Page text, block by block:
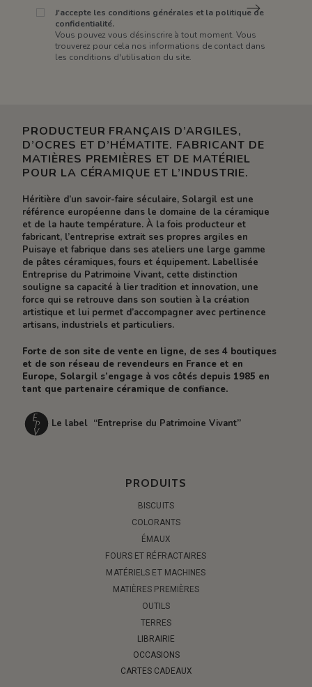
J'accepte les conditions générales et la politique de
confidentialité.
Vous pouvez vous désinscrire à tout moment. Vous
trouverez pour cela nos informations de contact dans
les conditions d'utilisation du site.
PRODUCTEUR FRANÇAIS D’ARGILES,
D’OCRES ET D’HÉMATITE. FABRICANT DE
MATIÈRES PREMIÈRES ET DE MATÉRIEL
POUR LA CÉRAMIQUE ET L’INDUSTRIE.
Héritière d’un savoir-faire séculaire, Solargil est une
référence européenne dans le domaine de la céramique
et de la haute température. À la fois producteur et
fabricant, l’entreprise extrait ses propres argiles en
Puisaye et fabrique dans ses ateliers une large gamme
de pâtes céramiques, fours et équipement. Labellisée
Entreprise du Patrimoine Vivant, cette distinction
souligne sa capacité à lier tradition et innovation, une
force qui se retrouve dans son soutien à la création
artistique et lui permet d’accompagner avec pertinence
artisans, industriels et particuliers.
Forte de son site de vente en ligne, de ses 4 boutiques
et de son réseau de revendeurs en France et en
Europe, Solargil s’engage à vos côtés depuis 1985 en
tant que partenaire céramique de confiance.
Le label “Entreprise du Patrimoine Vivant”
PRODUITS
BISCUITS
COLORANTS
ÉMAUX
FOURS ET RÉFRACTAIRES
MATÉRIELS ET MACHINES
MATIÈRES PREMIÈRES
OUTILS
TERRES
LIBRAIRIE
OCCASIONS
CARTES CADEAUX